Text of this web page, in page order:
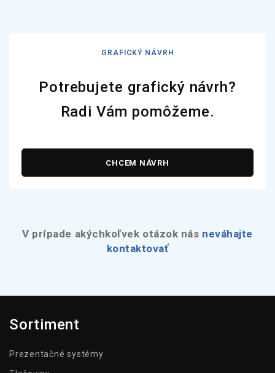
GRAFICKÝ NÁVRH
Potrebujete grafický návrh?
Radi Vám pomôžeme.
CHCEM NÁVRH
V prípade akýchkoľvek otázok nás neváhajte
kontaktovať
Sortiment
Prezentačné systémy